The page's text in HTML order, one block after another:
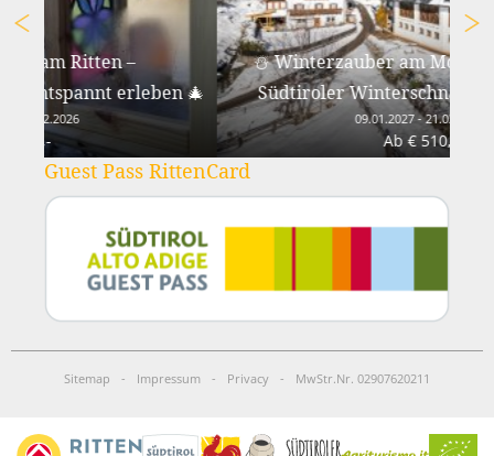
–
erleben 🎄
☃️ Winterzauber am Moosbachhof –
Südtiroler Winterschnäppchen 2027☃️
09.01.2027 - 21.03.2027
Ab € 510,-
Guest Pass RittenCard
Sitemap - Impressum - Privacy - MwStr.Nr. 02907620211